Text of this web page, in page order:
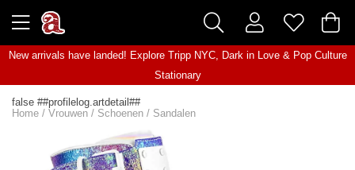
New arrivals have landed! Explore Tripp NYC, Dark in Love& Pop Culture
Stationary
false ##profilelog.artdetail##
Home / Vrouwen / Schoenen / Sandalen